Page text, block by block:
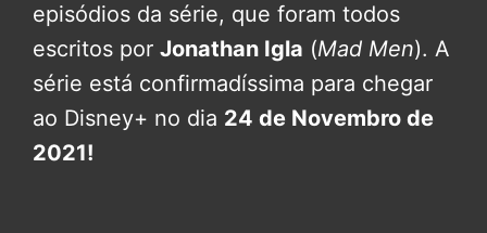
episódios da série, que foram todos
escritos por Jonathan Igla (Mad Men). A
série está confirmadíssima para chegar
ao Disney+ no dia 24 de Novembro de
2021!